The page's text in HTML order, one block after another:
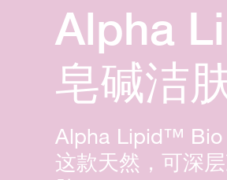
Alpha
皂碱洁
Alpha Lipid™ Bio
这款天然，可深